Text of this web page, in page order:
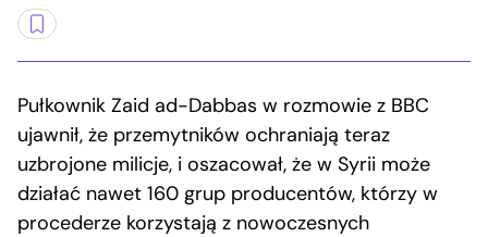
Pułkownik Zaid ad-Dabbas w rozmowie z BBC
ujawnił, że przemytników ochraniają teraz
uzbrojone milicje, i oszacował, że w Syrii może
działać nawet 160 grup producentów, którzy w
procederze korzystają z nowoczesnych